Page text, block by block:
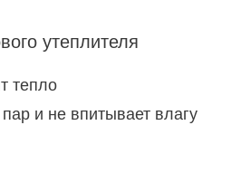
утеплителя
тепло
и не впитывает влагу